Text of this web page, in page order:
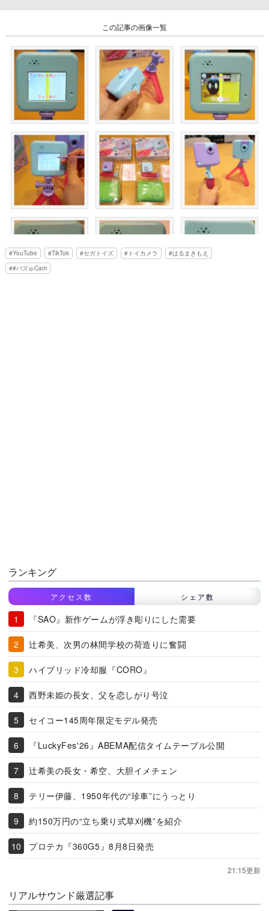
この記事の画像一覧
YouTube TikTok セガトイズ トイカメラ
はるまきもえ
#バズゅCam
ランキング
アクセス数 シェア数
『SAO』新作ゲームが浮き彫りにした需要
辻希美、次男の林間学校の荷造りに奮闘
ハイブリッド冷却服『CORO』
西野未姫の長女、父を恋しがり号泣
セイコー145周年限定モデル発売
『LuckyFes'26』ABEMA配信タイムテーブル公開
辻希美の長女・希空、大胆イメチェン
テリー伊藤、1950年代の“珍車”にうっとり
約150万円の“立ち乗り式草刈機”を紹介
プロテカ『360G5』8月8日発売
21:15更新
リアルサウンド厳選記事